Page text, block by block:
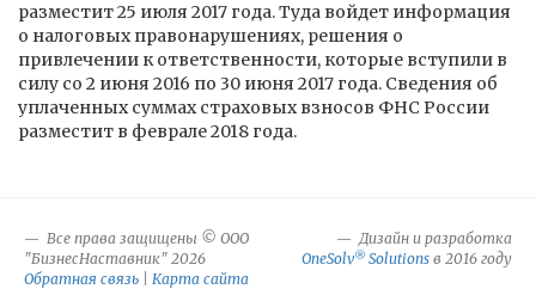
разместит 25 июля 2017 года. Туда войдет информация
о налоговых правонарушениях, решения о
привлечении к ответственности, которые вступили в
силу со 2 июня 2016 по 30 июня 2017 года. Сведения об
уплаченных суммах страховых взносов ФНС России
разместит в феврале 2018 года.
Все права защищены © ООО
"БизнесНаставник" 2026
Обратная связь
Карта сайта
Дизайн и разработка
OneSolv® Solutions в 2016 году